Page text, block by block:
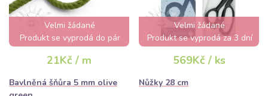
Velmi žádané
Produkt se vyprodá do pár
21Kč / m
Bavlněná šňůra 5 mm olive
Velmi žádané
Produkt se vyprodá za 3 dní
569Kč / ks
Nůžky 28 cm